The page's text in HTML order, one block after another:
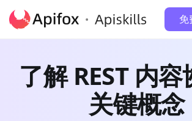
了解 REST 内
关键概念